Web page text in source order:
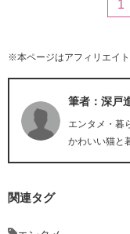
1
※本ページはアフィリエイ
筆者：深戸
エンタメ・暮
かわいい猫と
関連タグ